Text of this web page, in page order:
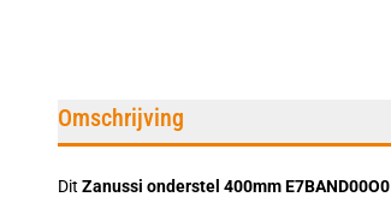
Omschrijving
Dit Zanussi onderstel 400mm E7BAND00O0